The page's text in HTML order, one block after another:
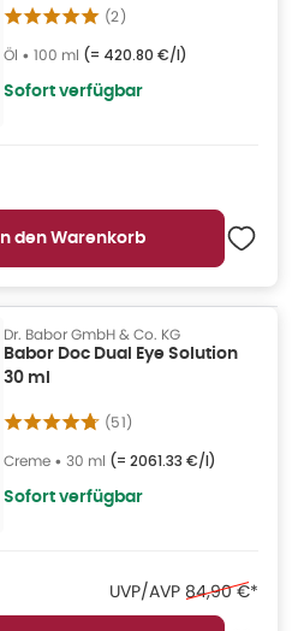
(2)
Öl • 100 ml (= 420.80 €/l)
Sofort verfügbar
In den Warenkorb
Dr. Babor GmbH & Co. KG
Babor Doc Dual Eye Solution
30 ml
(51)
Creme • 30 ml (= 2061.33 €/l)
Sofort verfügbar
UVP/AVP Ehemaliger
84,90 €*